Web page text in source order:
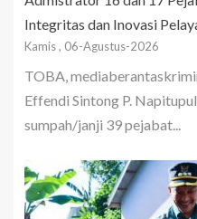
Integritas dan Inovasi
Kamis , 06-Agustus-2026
TOBA,
Effendi Sintong P.
sumpah/janji 39 pejabat...